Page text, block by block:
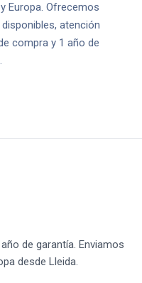
Europa. Ofrecemos
atención
compra y 1 año de
de garantía. Enviamos
desde Lleida.